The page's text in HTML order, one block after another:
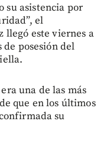
su asistencia por
el
llegó este viernes a
posesión del
una de las más
que en los últimos
su